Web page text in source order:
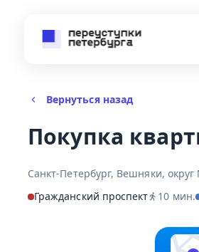
Вернуться назад
Покупка
Санкт-Петербург, Вешняки,
Гражданский проспект
10 мин.